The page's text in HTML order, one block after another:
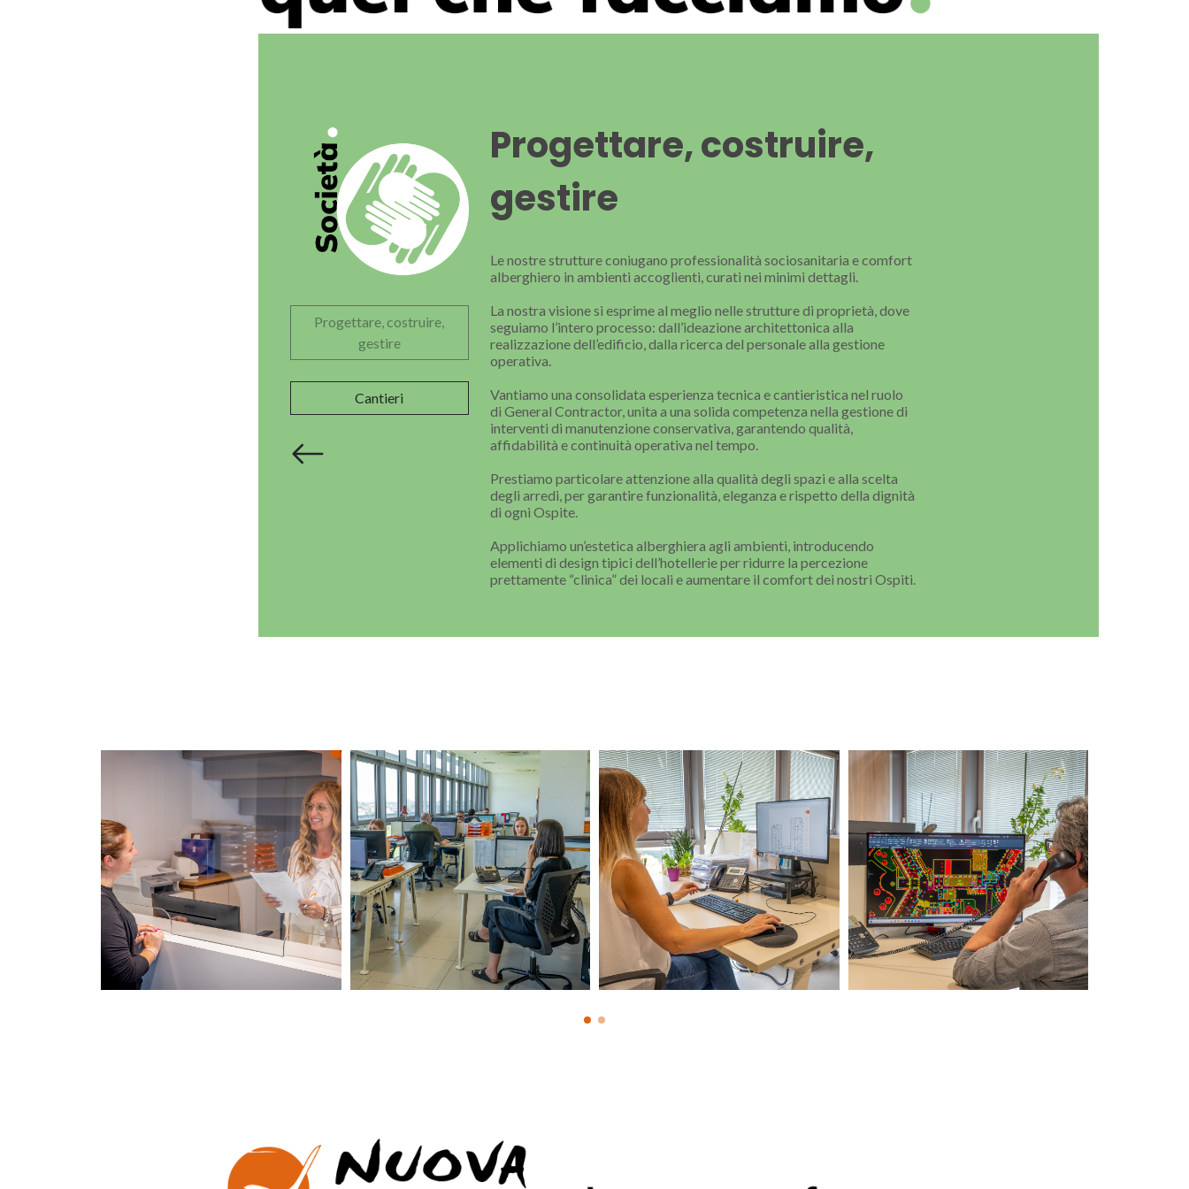
Progettare, costruire,
gestire
Cantieri
Progettare, costruire,
gestire
Le nostre strutture coniugano professionalità sociosanitaria e comfort
alberghiero in ambienti accoglienti, curati nei minimi dettagli.
La nostra visione si esprime al meglio nelle strutture di proprietà, dove
seguiamo l’intero processo: dall’ideazione architettonica alla
realizzazione dell’edificio, dalla ricerca del personale alla gestione
operativa.
Vantiamo una consolidata esperienza tecnica e cantieristica nel ruolo
di General Contractor, unita a una solida competenza nella gestione di
interventi di manutenzione conservativa, garantendo qualità,
affidabilità e continuità operativa nel tempo.
Prestiamo particolare attenzione alla qualità degli spazi e alla scelta
degli arredi, per garantire funzionalità, eleganza e rispetto della dignità
di ogni Ospite.
Applichiamo un’estetica alberghiera agli ambienti, introducendo
elementi di design tipici dell’hotellerie per ridurre la percezione
prettamente “clinica” dei locali e aumentare il comfort dei nostri Ospiti.